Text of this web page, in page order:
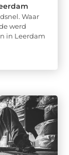
Waar
werd
in Leerdam